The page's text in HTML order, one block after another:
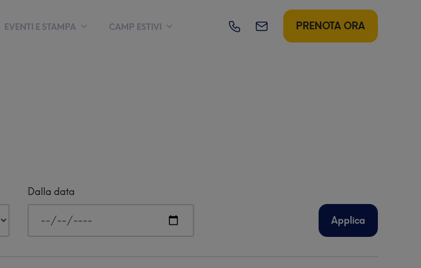
EVENTI E STAMPA CAMP ESTIVI PRENOTA ORA
Dalla data
Applica
61^ Trevelica
Salodiana
4 ottobre 2026
XXVII MEETING
CITTÀ DI SALÒ
Novembre 2026